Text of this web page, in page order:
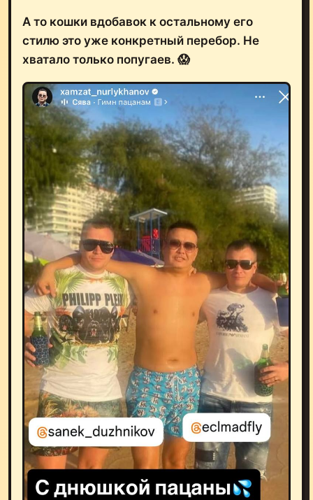
А то кошки вдобавок к остальному его
стилю это уже конкретный перебор. Не
хватало только попугаев. 😱